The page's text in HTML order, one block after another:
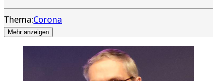
Thema:Corona
Mehr anzeigen